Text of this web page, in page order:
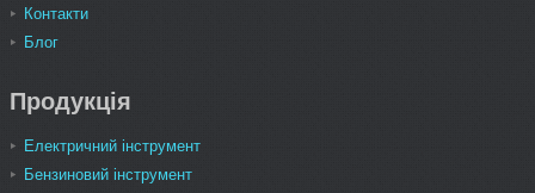
Контакти
Блог
Продукція
Електричний інструмент
Бензиновий інструмент